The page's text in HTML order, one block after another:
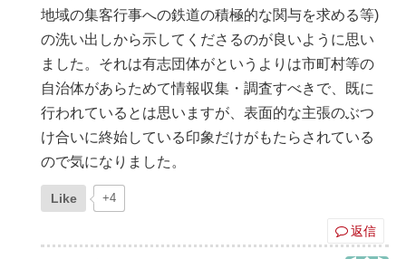
地域の集客行事への鉄道の積極的な関与を求める等)
の洗い出しから示してくださるのが良いように思い
ました。それは有志団体がというよりは市町村等の
自治体があらためて情報収集・調査すべきで、既に
行われているとは思いますが、表面的な主張のぶつ
け合いに終始している印象だけがもたらされている
ので気になりました。
Like +4
返信